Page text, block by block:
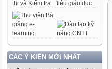
CÁC Ý KIẾN MỚI NHẤT